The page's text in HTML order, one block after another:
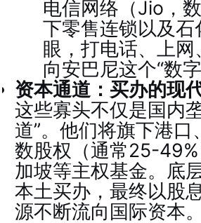
电信网络（Jio，
下零售连锁以及
眼，打电话、上
向安巴尼这个“数字
资本通道：买办的现
这些寡头不仅是国内
道”。他们将旗下港
数股权（通常25-
加坡等主权基金。底
本土买办，最终以股
源不断流向国际资本。